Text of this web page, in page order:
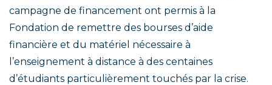
campagne de financement ont permis à la
Fondation de remettre des bourses d’aide
financière et du matériel nécessaire à
l’enseignement à distance à des centaines
d’étudiants particulièrement touchés par la crise.